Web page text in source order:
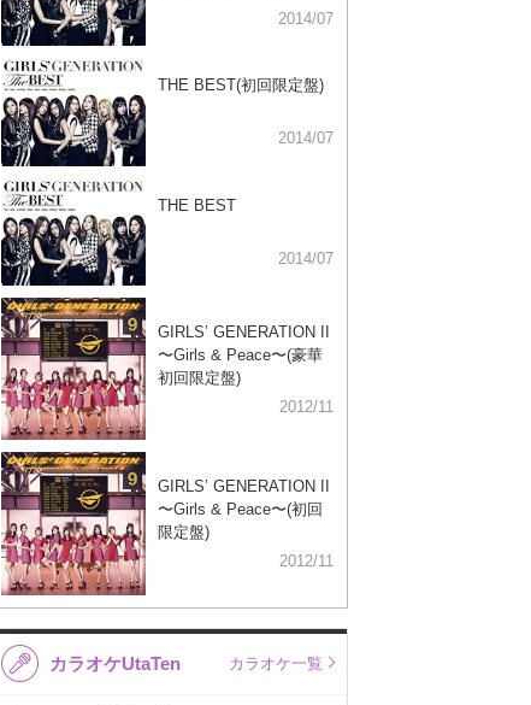
2014/07
THE BEST(初回限定盤)
2014/07
THE BEST
2014/07
GIRLS’ GENERATION II
〜Girls & Peace〜(豪華
初回限定盤)
2012/11
GIRLS’ GENERATION II
〜Girls & Peace〜(初回
限定盤)
2012/11
カラオケUtaTen カラオケ一覧